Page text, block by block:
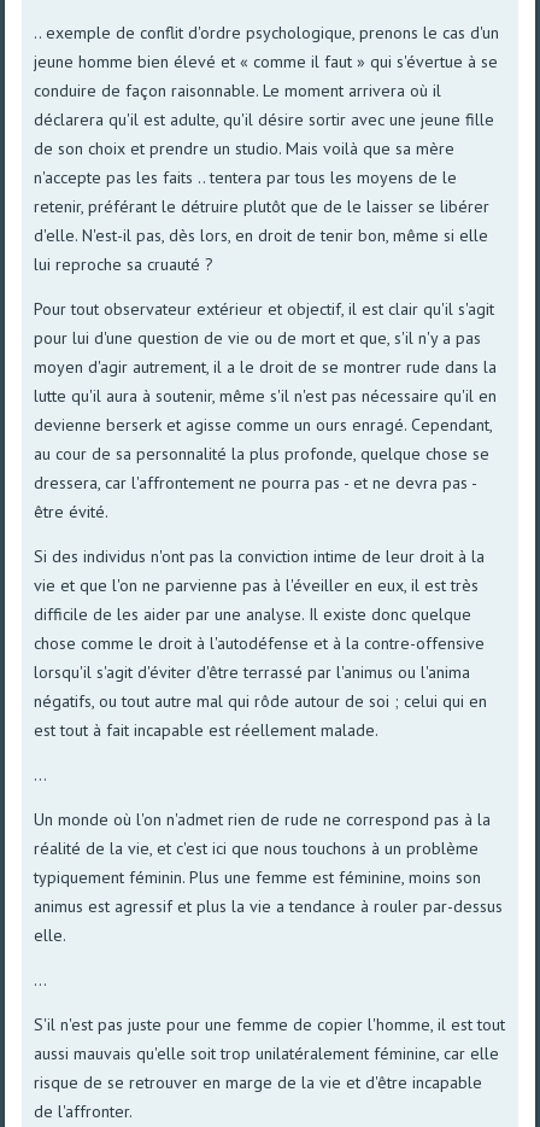
.. exemple de conflit d'ordre psychologique, prenons le cas d'un
jeune homme bien élevé et « comme il faut » qui s'évertue à se
conduire de façon raisonnable. Le moment arrivera où il
déclarera qu'il est adulte, qu'il désire sortir avec une jeune fille
de son choix et prendre un studio. Mais voilà que sa mère
n'accepte pas les faits .. tentera par tous les moyens de le
retenir, préférant le détruire plutôt que de le laisser se libérer
d'elle. N'est-il pas, dès lors, en droit de tenir bon, même si elle
lui reproche sa cruauté ?
Pour tout observateur extérieur et objectif, il est clair qu'il s'agit
pour lui d'une question de vie ou de mort et que, s'il n'y a pas
moyen d'agir autrement, il a le droit de se montrer rude dans la
lutte qu'il aura à soutenir, même s'il n'est pas nécessaire qu'il en
devienne berserk et agisse comme un ours enragé. Cependant,
au cour de sa personnalité la plus profonde, quelque chose se
dressera, car l'affrontement ne pourra pas - et ne devra pas -
être évité.
Si des individus n'ont pas la conviction intime de leur droit à la
vie et que l'on ne parvienne pas à l'éveiller en eux, il est très
difficile de les aider par une analyse. Il existe donc quelque
chose comme le droit à l'autodéfense et à la contre-offensive
lorsqu'il s'agit d'éviter d'être terrassé par l'animus ou l'anima
négatifs, ou tout autre mal qui rôde autour de soi ; celui qui en
est tout à fait incapable est réellement malade.
...
Un monde où l'on n'admet rien de rude ne correspond pas à la
réalité de la vie, et c'est ici que nous touchons à un problème
typiquement féminin. Plus une femme est féminine, moins son
animus est agressif et plus la vie a tendance à rouler par-dessus
elle.
...
S'il n'est pas juste pour une femme de copier l'homme, il est tout
aussi mauvais qu'elle soit trop unilatéralement féminine, car elle
risque de se retrouver en marge de la vie et d'être incapable
de l'affronter.